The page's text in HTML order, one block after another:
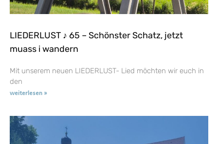
LIEDERLUST ♪ 65 – Schönster Schatz, jetzt
muass i wandern
Mit unserem neuen LIEDERLUST- Lied möchten wir euch in
den
weiterlesen »